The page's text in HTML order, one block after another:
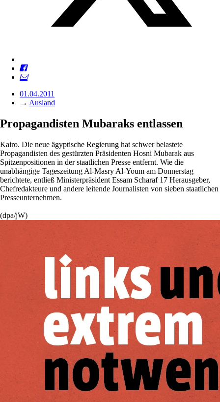
01.04.2011
→ Ausland
Propagandisten ­Mubaraks entlassen
Kairo. Die neue ägyptische Regierung hat schwer belastete
Propagandisten des gestürzten Präsidenten Hosni Mubarak aus
Spitzenpositionen in der staatlichen Presse entfernt. Wie die
unabhängige Tageszeitung Al-Masry Al-Youm am Donnerstag
berichtete, entließ Ministerpräsident Essam Scharaf 17 Herausgeber,
Chefredakteure und andere leitende Journalisten von sieben staatlichen
Presseunternehmen.
(dpa/jW)